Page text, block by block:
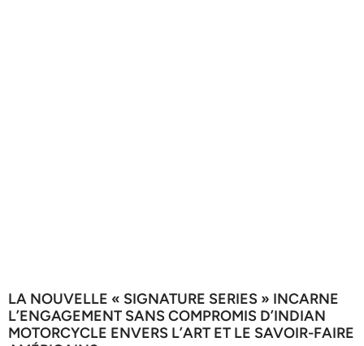
LA NOUVELLE « SIGNATURE SERIES » INCARNE
L’ENGAGEMENT SANS COMPROMIS D’INDIAN
MOTORCYCLE ENVERS L’ART ET LE SAVOIR-FAIRE